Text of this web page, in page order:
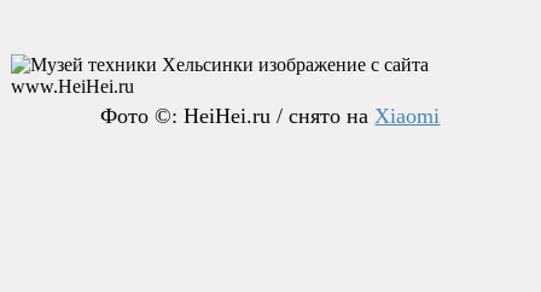
Фото ©: HeiHei.ru / снято наXiaomi